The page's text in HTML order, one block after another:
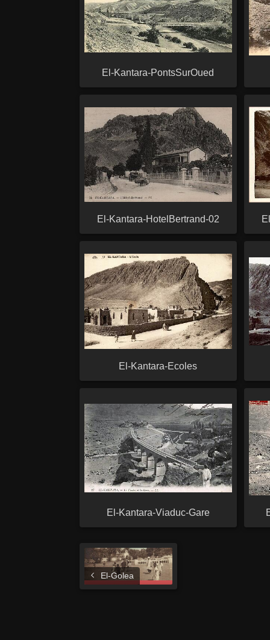
El-Kantara-PontsSurOued
El-Kantara-HotelBertrand-02
El-Kantara-Ecoles
El-Kantara-Viaduc-Gare
El-Golea